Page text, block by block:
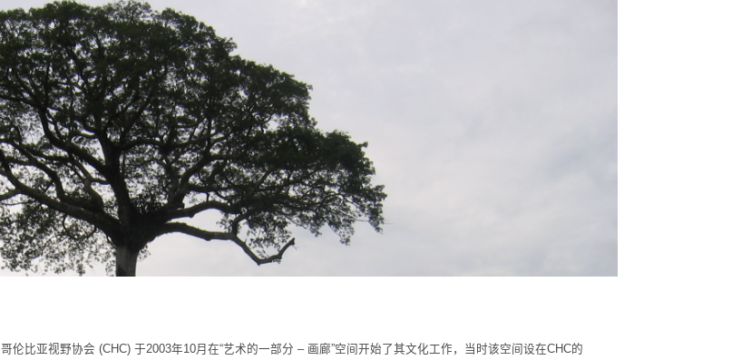
哥伦比亚视野协会 (CHC) 于2003年10月在“艺术的一部分 – 画廊”空间开始了其文化工作，当时该空间设在CHC的